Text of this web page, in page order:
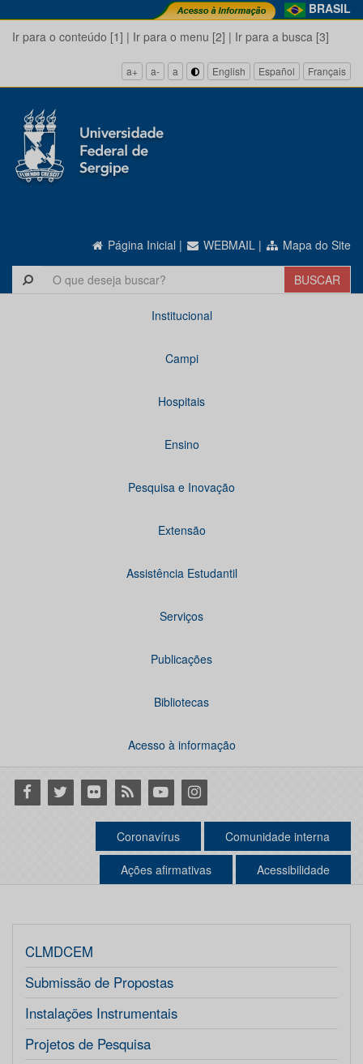
BRASIL
Ir para o conteúdo [1] | Ir para o menu [2] | Ir para a busca [3]
a+ a- a English Español Français
Página Inicial | WEBMAIL | Mapa do Site
Institucional
Campi
Hospitais
Ensino
Pesquisa e Inovação
Extensão
Assistência Estudantil
Serviços
Publicações
Bibliotecas
Acesso à informação
Facebook
Twitter Flickr RSS YoutubeInstagram
Coronavírus Comunidade interna
Ações afirmativas Acessibilidade
CLMDCEM
Submissão de Propostas
Instalações Instrumentais
Projetos de Pesquisa